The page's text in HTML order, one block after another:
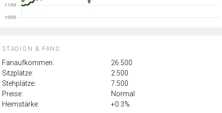
STADION & FANS:
Fanaufkommen:
26.500
Sitzplätze:
2.500
Stehplätze:
7.500
Preise:
Normal
Heimstärke:
+0.3%